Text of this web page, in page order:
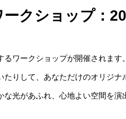
クショップ：
ワークショップが開催されま
りして、あなただけのオリジ
光があふれ、心地よい空間を